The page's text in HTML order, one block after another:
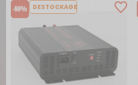
-66% DESTOCKAGE